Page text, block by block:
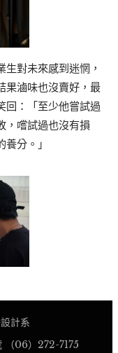
對未來感到迷惘，
果滷味也沒賣好，最
回：「至少他嘗試過
，嚐試過也沒有損
分。」
計系
（06）272-7175